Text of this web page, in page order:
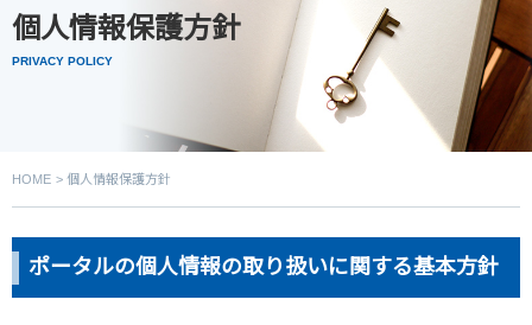
個人情報保護方針
PRIVACY POLICY
HOME 個人情報保護方針
ポータルの個人情報の取り扱いに関する基本方針